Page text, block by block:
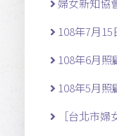
婦女新知協
108年7月
108年6月照
108年5月照
［台北市婦